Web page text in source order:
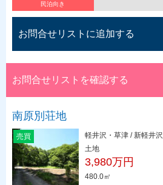
民泊向き
お問合せリストに追加する
お問合せリストを確認する
南原別荘地
売買
軽井沢・草津 / 新軽井沢
土地
3,980万円
480.0㎡